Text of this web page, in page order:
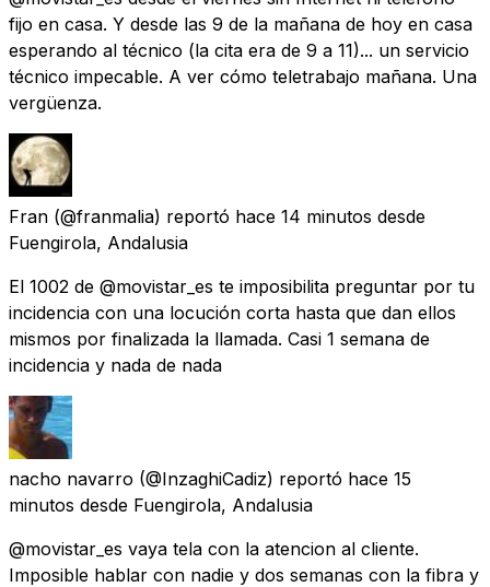
fijo en casa. Y desde las 9 de la mañana de hoy en casa
esperando al técnico (la cita era de 9 a 11)... un servicio
técnico impecable. A ver cómo teletrabajo mañana. Una
vergüenza.
Fran (@franmalia) reportó hace 14 minutos desde
Fuengirola, Andalusia
El 1002 de @movistar_es te imposibilita preguntar por tu
incidencia con una locución corta hasta que dan ellos
mismos por finalizada la llamada. Casi 1 semana de
incidencia y nada de nada
nacho navarro (@InzaghiCadiz) reportó hace 15
minutos desde Fuengirola, Andalusia
@movistar_es vaya tela con la atencion al cliente.
Imposible hablar con nadie y dos semanas con la fibra y